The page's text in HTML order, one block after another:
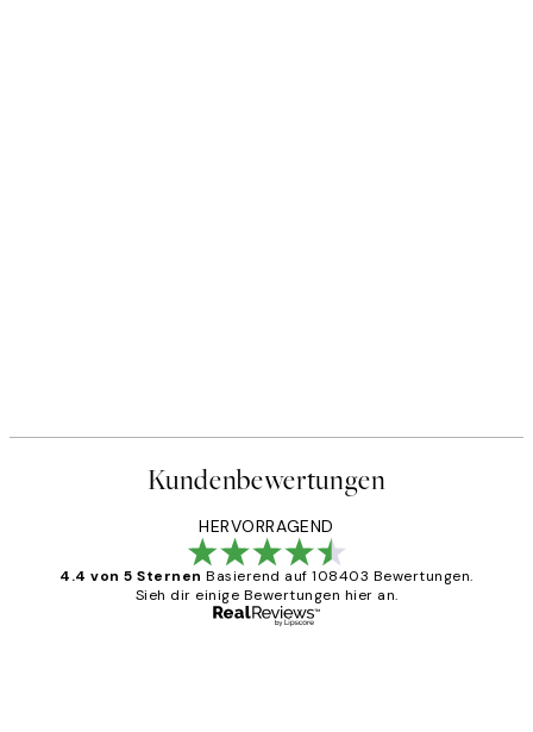
Kundenbewertungen
HERVORRAGEND
4.4 von 5 Sternen Basierend auf 108403 Bewertungen.
Sieh dir einige Bewertungen hier an.